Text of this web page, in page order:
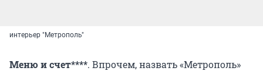
интерьер "Метрополь"
Меню и счет****. Впрочем, назвать «Метрополь»